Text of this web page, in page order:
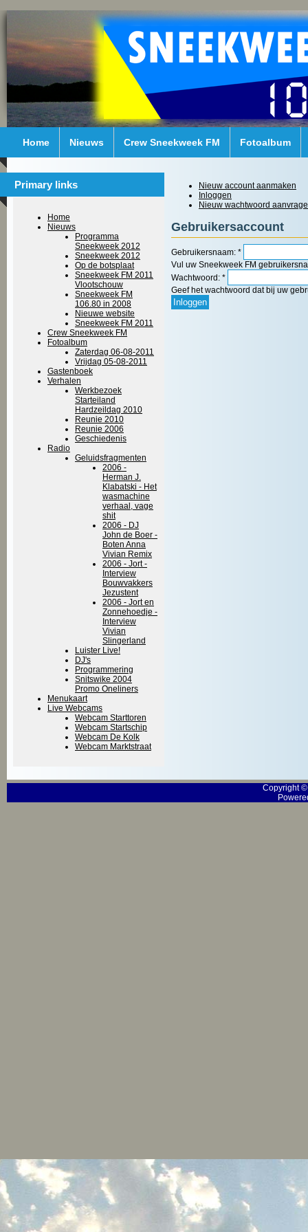
Home Nieuws Crew Sneekweek FM Fotoalbum
Primary links
Home
Nieuws
Programma
Sneekweek 2012
Sneekweek 2012
Op de botsplaat
Sneekweek FM 2011
Vlootschouw
Sneekweek FM
106.80 in 2008
Nieuwe website
Sneekweek FM 2011
Crew Sneekweek FM
Fotoalbum
Zaterdag 06-08-2011
Vrijdag 05-08-2011
Gastenboek
Verhalen
Werkbezoek
Starteiland
Hardzeildag 2010
Reunie 2010
Reunie 2006
Geschiedenis
Radio
Geluidsfragmenten
2006 -
Herman J.
Klabatski - Het
wasmachine
verhaal, vage
shit
2006 - DJ
John de Boer -
Boten Anna
Vivian Remix
2006 - Jort -
Interview
Bouwvakkers
Jezustent
2006 - Jort en
Zonnehoedje -
Interview
Vivian
Slingerland
Luister Live!
DJ's
Programmering
Snitswike 2004
Promo Oneliners
Menukaart
Live Webcams
Webcam Starttoren
Webcam Startschip
Webcam De Kolk
Webcam Marktstraat
Nieuw account aanmaken
Inloggen
Nieuw wachtwoord
Gebruikersaccount
Gebruikersnaam: *
Vul uw Sneekweek FM
Wachtwoord: *
Geef het wachtwoord dat bij uw
Copyright